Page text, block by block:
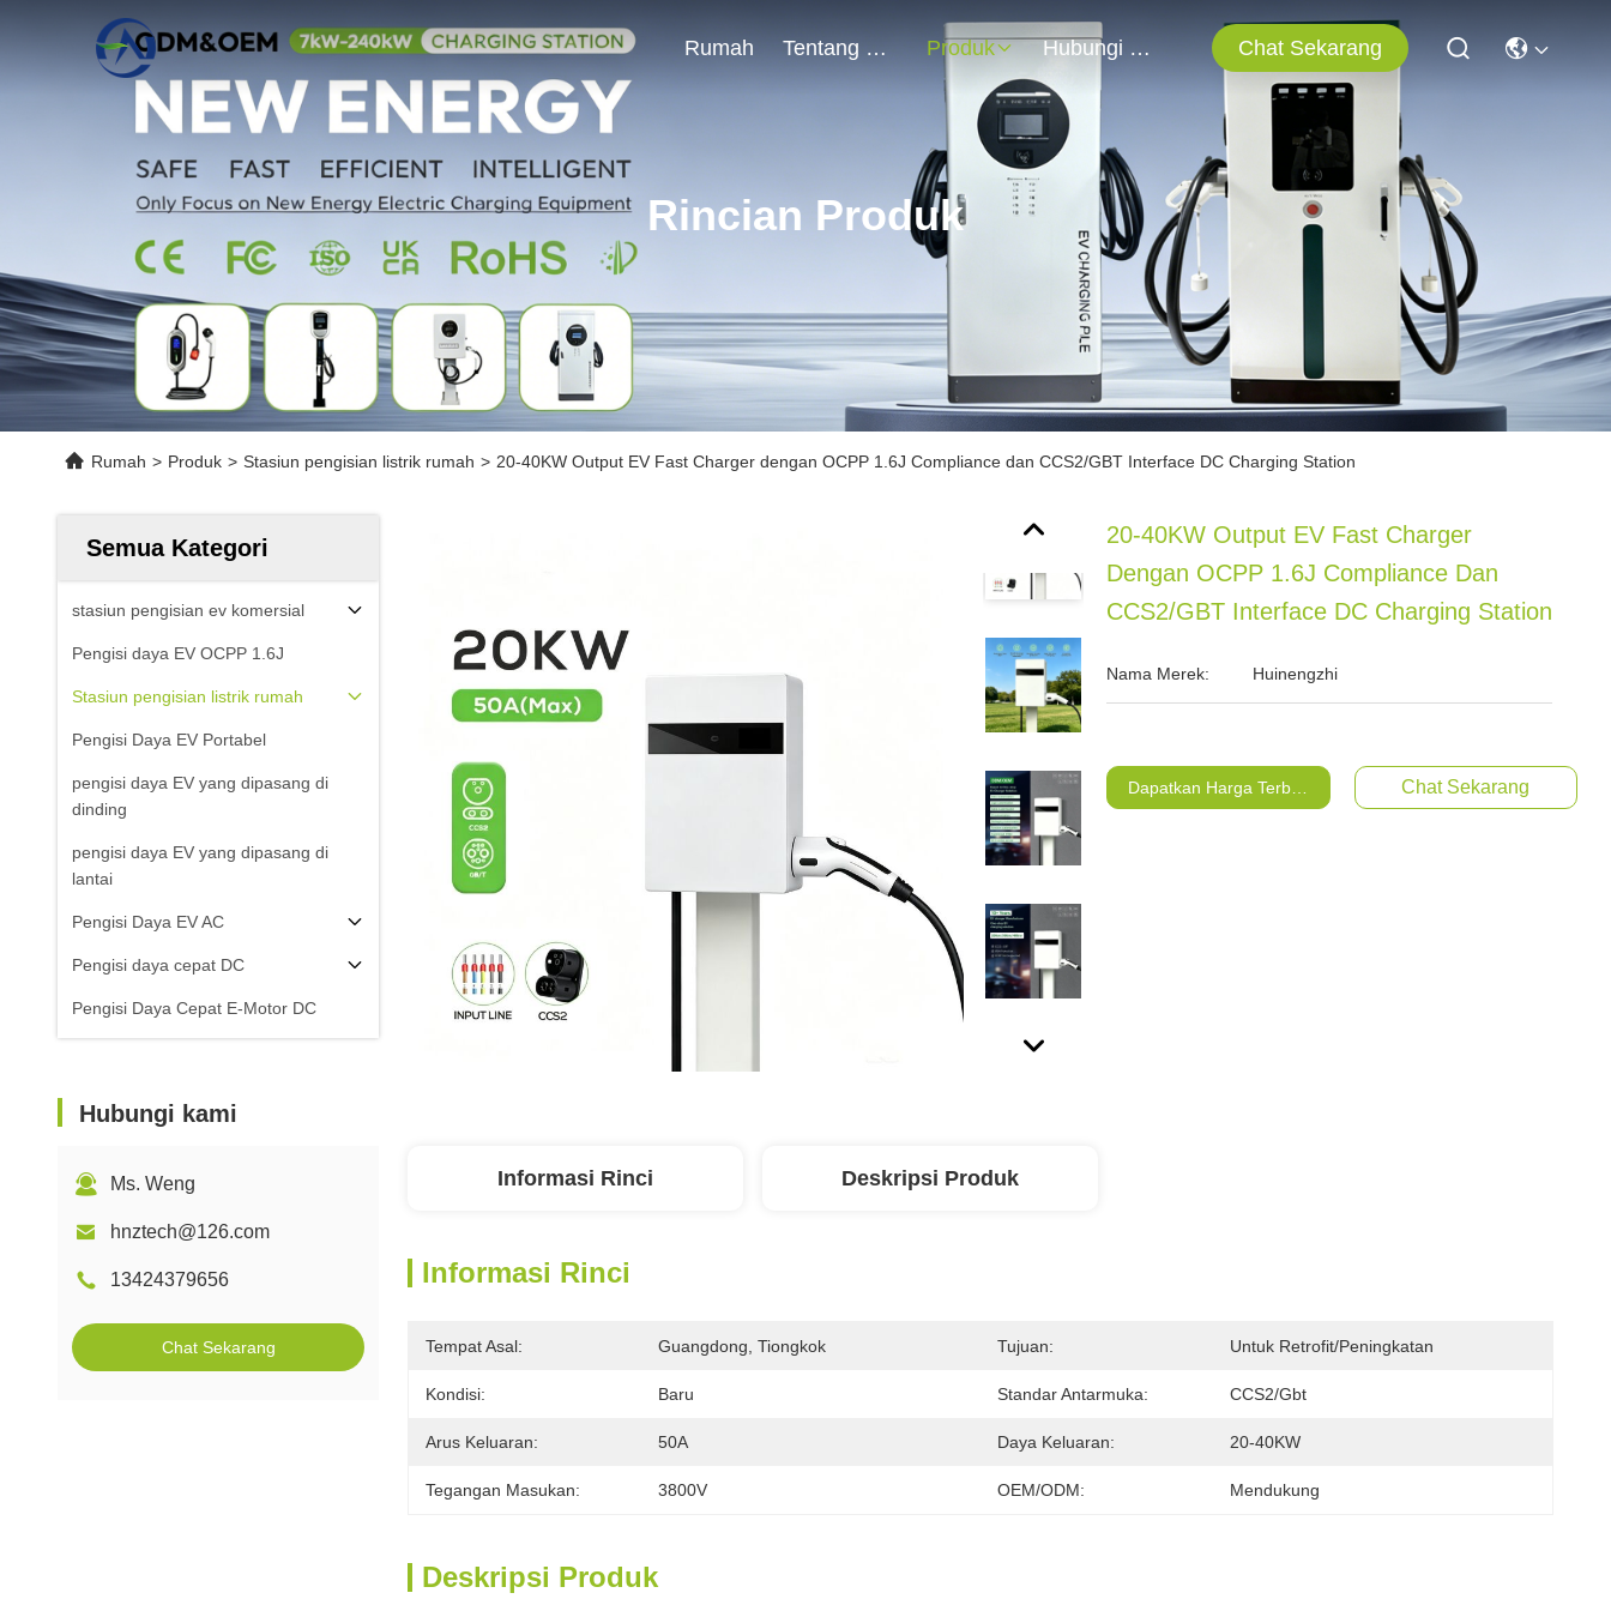
Rumah Tentang Kami Produk Hubungi Kami Chat Sekarang
Rincian Produk
Rumah > Produk > Stasiun pengisian listrik rumah > 20-40KW Output EV Fast Charger dengan OCPP 1.6J Compliance dan CCS2/GBT Interface DC Charging Station
Semua Kategori
stasiun pengisian ev komersial
Pengisi daya EV OCPP 1.6J
Stasiun pengisian listrik rumah
Pengisi Daya EV Portabel
pengisi daya EV yang dipasang di
dinding
pengisi daya EV yang dipasang di
lantai
Pengisi Daya EV AC
Pengisi daya cepat DC
Pengisi Daya Cepat E-Motor DC
Hubungi kami
Ms. Weng
hnztech@126.com
13424379656
Chat Sekarang
20-40KW Output EV Fast Charger
Dengan OCPP 1.6J Compliance Dan
CCS2/GBT Interface DC Charging Station
Nama Merek: Huinengzhi
Dapatkan Harga Terbaik Chat Sekarang
Informasi Rinci Deskripsi Produk
Informasi Rinci
Tempat Asal: Guangdong, Tiongkok Tujuan: Untuk Retrofit/peningkatan
Kondisi: Baru Standar Antarmuka: CCS2/gbt
Arus Keluaran: 50A Daya Keluaran: 20-40KW
Tegangan Masukan: 3800V OEM/ODM: Mendukung
Deskripsi Produk